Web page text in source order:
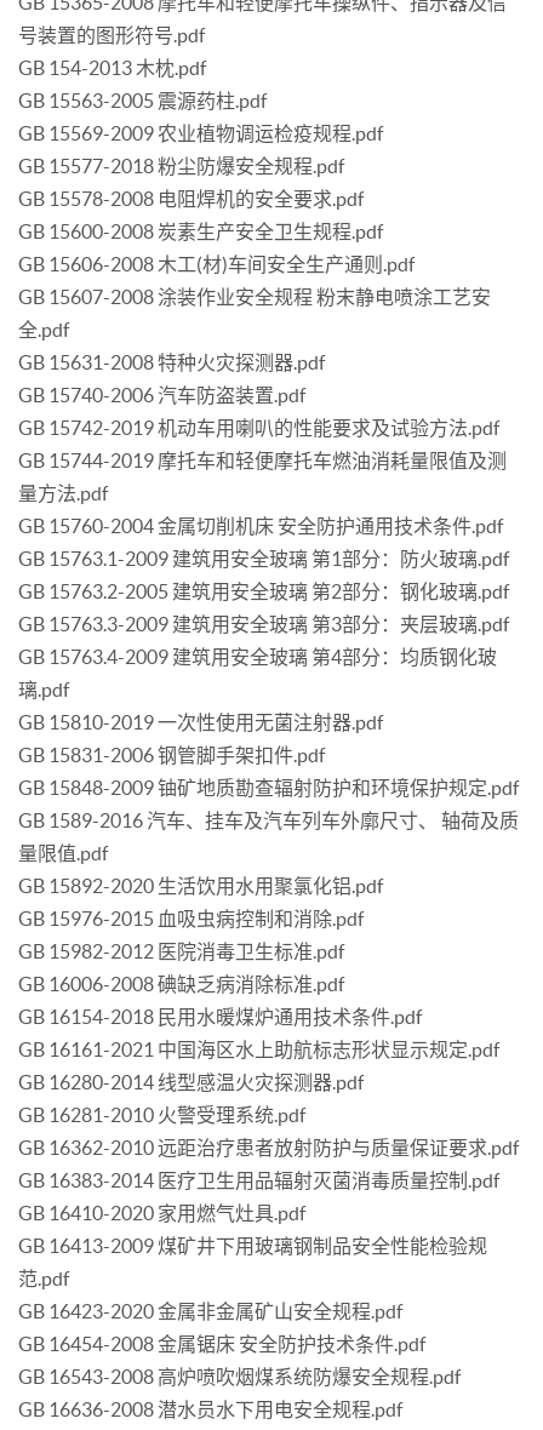
号装置的图形符号.pdf
GB 154-2013 木枕.pdf
GB 15563-2005 震源药柱.pdf
GB 15569-2009 农业植物调运检疫规程.pdf
GB 15577-2018 粉尘防爆安全规程.pdf
GB 15578-2008 电阻焊机的安全要求.pdf
GB 15600-2008 炭素生产安全卫生规程.pdf
GB 15606-2008 木工(材)车间安全生产通则.pdf
GB 15607-2008 涂装作业安全规程 粉末静电喷涂工艺安
全.pdf
GB 15631-2008 特种火灾探测器.pdf
GB 15740-2006 汽车防盗装置.pdf
GB 15742-2019 机动车用喇叭的性能要求及试验方法.pdf
GB 15744-2019 摩托车和轻便摩托车燃油消耗量限值及测
量方法.pdf
GB 15760-2004 金属切削机床 安全防护通用技术条件.pdf
GB 15763.1-2009 建筑用安全玻璃 第1部分：防火玻璃.pdf
GB 15763.2-2005 建筑用安全玻璃 第2部分：钢化玻璃.pdf
GB 15763.3-2009 建筑用安全玻璃 第3部分：夹层玻璃.pdf
GB 15763.4-2009 建筑用安全玻璃 第4部分：均质钢化玻
璃.pdf
GB 15810-2019 一次性使用无菌注射器.pdf
GB 15831-2006 钢管脚手架扣件.pdf
GB 15848-2009 铀矿地质勘查辐射防护和环境保护规定.pdf
GB 1589-2016 汽车、挂车及汽车列车外廓尺寸、 轴荷及质
量限值.pdf
GB 15892-2020 生活饮用水用聚氯化铝.pdf
GB 15976-2015 血吸虫病控制和消除.pdf
GB 15982-2012 医院消毒卫生标准.pdf
GB 16006-2008 碘缺乏病消除标准.pdf
GB 16154-2018 民用水暖煤炉通用技术条件.pdf
GB 16161-2021 中国海区水上助航标志形状显示规定.pdf
GB 16280-2014 线型感温火灾探测器.pdf
GB 16281-2010 火警受理系统.pdf
GB 16362-2010 远距治疗患者放射防护与质量保证要求.pdf
GB 16383-2014 医疗卫生用品辐射灭菌消毒质量控制.pdf
GB 16410-2020 家用燃气灶具.pdf
GB 16413-2009 煤矿井下用玻璃钢制品安全性能检验规
范.pdf
GB 16423-2020 金属非金属矿山安全规程.pdf
GB 16454-2008 金属锯床 安全防护技术条件.pdf
GB 16543-2008 高炉喷吹烟煤系统防爆安全规程.pdf
GB 16636-2008 潜水员水下用电安全规程.pdf